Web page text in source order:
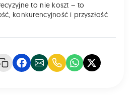
to nie koszt – to
konkurencyjność i przyszłość